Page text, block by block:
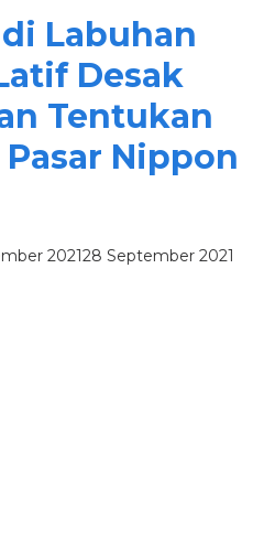
Labuhan
Desak
Tentukan
Nippon
202128 September 2021